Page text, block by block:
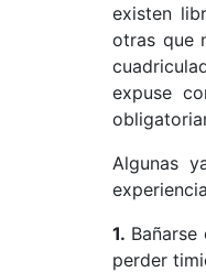
existen
otras que
expuse
Algunas
1.
perder